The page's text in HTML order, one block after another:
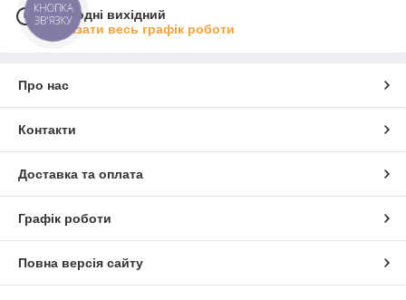
Сьогодні вихідний
Показати весь графік роботи
Про нас
Контакти
Доставка та оплата
Графік роботи
Повна версія сайту
КНОПКА
ЗВ'ЯЗКУ